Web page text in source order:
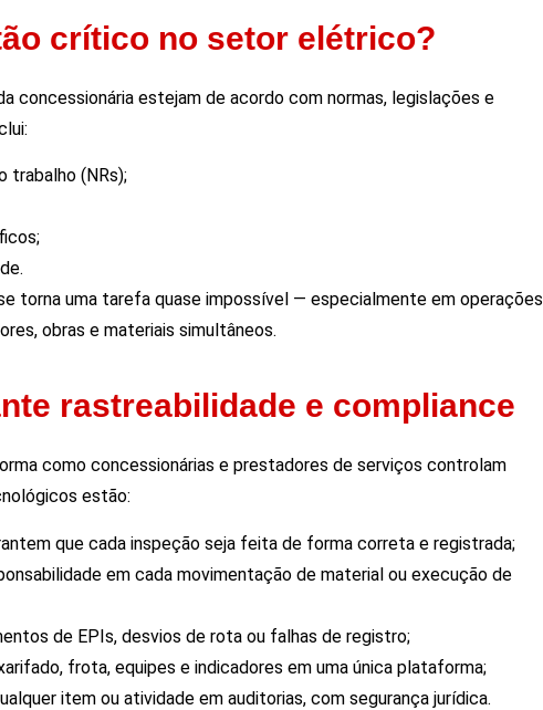
crítico no setor elétrico?
concessionária estejam de acordo com normas, legislações e
trabalho (NRs);
torna uma tarefa quase impossível — especialmente em operações
obras e materiais simultâneos.
rastreabilidade e compliance
como concessionárias e prestadores de serviços controlam
estão:
que cada inspeção seja feita de forma correta e registrada;
em cada movimentação de material ou execução de
de EPIs, desvios de rota ou falhas de registro;
frota, equipes e indicadores em uma única plataforma;
item ou atividade em auditorias, com segurança jurídica.